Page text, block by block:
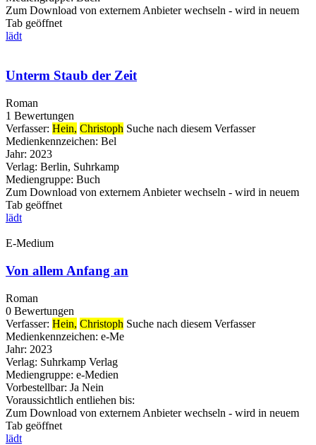
Zum Download von externem Anbieter wechseln - wird in neuem
Tab geöffnet
lädt
Unterm Staub der Zeit
Roman
1 Bewertungen
Verfasser: Hein, Christoph Suche nach diesem Verfasser
Medienkennzeichen: Bel
Jahr: 2023
Verlag: Berlin, Suhrkamp
Mediengruppe: Buch
Zum Download von externem Anbieter wechseln - wird in neuem
Tab geöffnet
lädt
E-Medium
Von allem Anfang an
Roman
0 Bewertungen
Verfasser: Hein, Christoph Suche nach diesem Verfasser
Medienkennzeichen: e-Me
Jahr: 2023
Verlag: Suhrkamp Verlag
Mediengruppe: e-Medien
Vorbestellbar: Ja Nein
Voraussichtlich entliehen bis:
Zum Download von externem Anbieter wechseln - wird in neuem
Tab geöffnet
lädt